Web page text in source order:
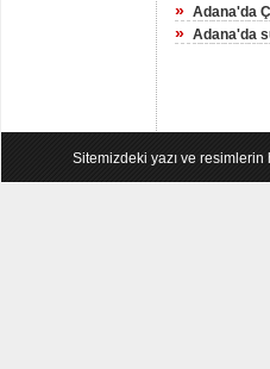
» Adana'da
» Adana'da
Sitemizdeki yazı ve resimlerin